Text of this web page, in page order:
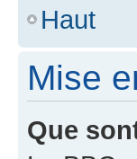
Haut
Mise
Que